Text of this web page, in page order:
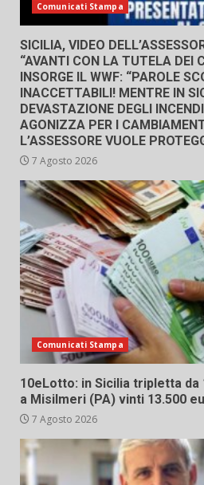
Comunicati Stampa
SICILIA, VIDEO
“AVANTI CON LA TUTELA DEI
INSORGE IL WWF: “PAROLE
INACCETTABILI! MENTRE IN
DEVASTAZIONE DEGLI
AGONIZZA PER I
L’ASSESSORE VUOLE
7 Agosto 2026
Comunicati Stampa
10eLotto: in Sicilia tripletta
a Misilmeri (PA) vinti 13.500
7 Agosto 2026